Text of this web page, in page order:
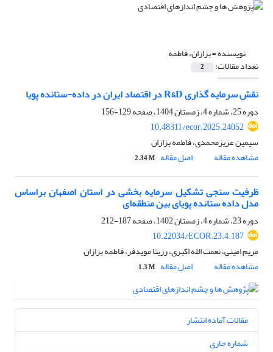
نویسنده =بزازان، فاطمه
تعداد مقالات: 2
نقش سرمایه ‎گذاری R&D در اقتصاد ایران در داده-ستانده پویا
دوره 25، شماره 4، زمستان 1404، صفحه
129-156
10.48311/ecor.2025.24052
سیمین عزیزمحمدی، فاطمه بزازان
مشاهده مقاله
اصل مقاله 2.34 M
ظرفیت سنجی تشکیل سرمایه بخشی در استان اصفهان براساس
مدل داده ستانده پویای بین منطقه‌ای
دوره 23، شماره 4، زمستان 1402، صفحه
187-212
10.22034/ECOR.23.4.187
مریم امینی، نعمت الله اکبری، رزیتا مویدفر، فاطمه بزازان
مشاهده مقاله
اصل مقاله 1.3 M
مقالات آماده انتشار
شماره جاری